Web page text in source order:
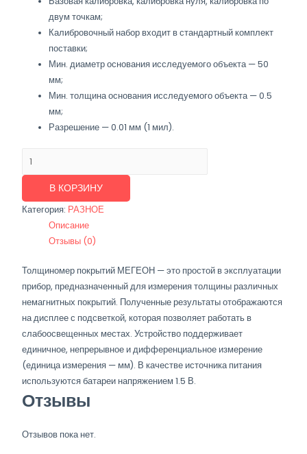
двум точкам;
Калибровочный набор входит в стандартный комплект
поставки;
Мин. диаметр основания исследуемого объекта — 50
мм;
Мин. толщина основания исследуемого объекта — 0.5
мм;
Разрешение — 0.01 мм (1 мил).
Толщиномер
МЕГЕОН
В КОРЗИНУ
Категория: РАЗНОЕ
Описание
Отзывы (0)
Толщиномер покрытий МЕГЕОН — это простой в эксплуатации
прибор, предназначенный для измерения толщины различных
немагнитных покрытий. Полученные результаты отображаются
на дисплее с подсветкой, которая позволяет работать в
слабоосвещенных местах. Устройство поддерживает
единичное, непрерывное и дифференциальное измерение
(единица измерения — мм). В качестве источника питания
используются батареи напряжением 1.5 В.
Отзывы
Отзывов пока нет.